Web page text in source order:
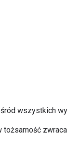
wszystkich